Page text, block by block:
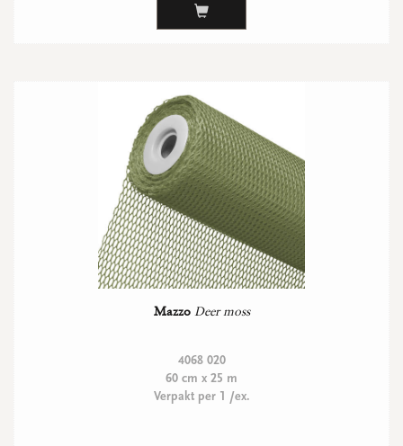
Mazzo Deer moss
4068 020
60 cm x 25 m
Verpakt per 1 /ex.